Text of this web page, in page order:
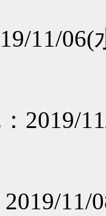
11/
：2019/
11/